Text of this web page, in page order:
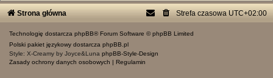
Strona główna Strefa czasowa UTC+02:00
Technologię dostarcza phpBB® Forum Software © phpBB Limited
Polski pakiet językowy dostarcza phpBB.pl
Style: X-Creamy by Joyce&Luna phpBB-Style-Design
Zasady ochrony danych osobowych | Regulamin